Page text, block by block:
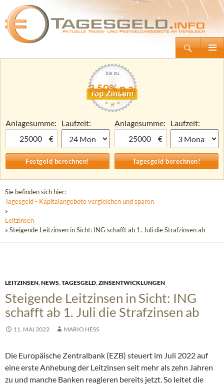
Tagesgeld.info – Tagesgeldkonten vergleichen und Tagesgeld-Zinsen berechnen
Zum
3,50% p.a.
Anlagesumme:
€
Laufzeit:
Anlagesumme:
€
Laufzeit:
Sie befinden sich hier:
Tagesgeld - Kapitalangebote vergleichen und sparen
»
Leitzinsen
» Steigende Leitzinsen in Sicht: ING schafft ab 1. Juli die Strafzinsen ab
LEITZINSEN,NEWS,TAGESGELD,ZINSENTWICKLUNGEN
Steigende Leitzinsen in Sicht: ING
schafft ab 1. Juli die Strafzinsen ab
11. MAI 2022 MARIO HESS
Die Europäische Zentralbank (EZB) steuert im Juli 2022 auf
eine erste Anhebung der Leitzinsen seit mehr als zehn Jahren
zu und manche Banken reagieren bereits jetzt. So leitet die